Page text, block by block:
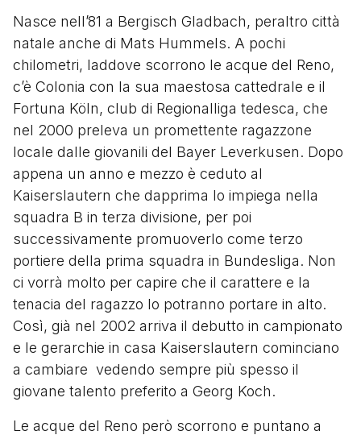
Nasce nell’81 a Bergisch Gladbach, peraltro città
natale anche di Mats Hummels. A pochi
chilometri, laddove scorrono le acque del Reno,
c’è Colonia con la sua maestosa cattedrale e il
Fortuna Köln, club di Regionalliga tedesca, che
nel 2000 preleva un promettente ragazzone
locale dalle giovanili del Bayer Leverkusen. Dopo
appena un anno e mezzo è ceduto al
Kaiserslautern che dapprima lo impiega nella
squadra B in terza divisione, per poi
successivamente promuoverlo come terzo
portiere della prima squadra in Bundesliga. Non
ci vorrà molto per capire che il carattere e la
tenacia del ragazzo lo potranno portare in alto.
Così, già nel 2002 arriva il debutto in campionato
e le gerarchie in casa Kaiserslautern cominciano
a cambiare vedendo sempre più spesso il
giovane talento preferito a Georg Koch.
Le acque del Reno però scorrono e puntano a